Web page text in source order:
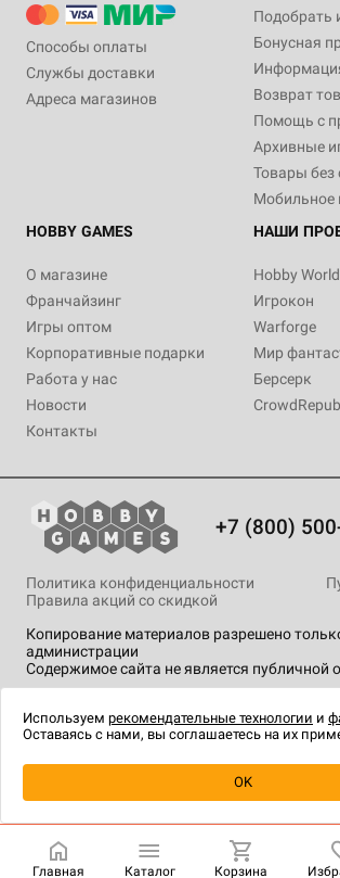
Уведомить о наличии
Способы оплаты
Службы доставки
Адреса магазинов
Подобрать
Бонусная
Возврат
Помощь с
Архивные
Товары без
Мобильное
HOBBY GAMES
О магазине
Франчайзинг
Игры оптом
Корпоративные подарки
Работа у нас
Новости
Контакты
НАШИ
Hobby World
Игрокон
Warforge
Мир
Берсерк
+7 (800)
Копирование материалов разрешено
администрации
Содержимое сайта не является публичной
Политика конфиденциальности
Правила акций со скидкой
технологии.
Главная Каталог Корзина
Используем рекомендательные технологии и
Оставаясь с нами, вы соглашаетесь на их
OK